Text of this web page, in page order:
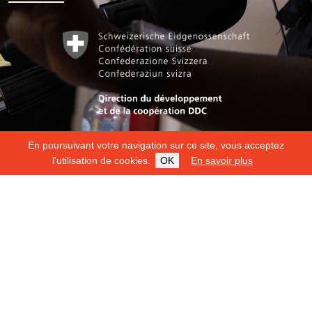
En poursuivant votre navigation sur ce site, vous acceptez
l'utilisation de cookies.
OK En savoir plus